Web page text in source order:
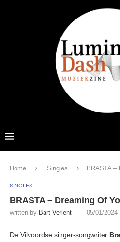
Home Singles BRASTA –
SINGLES
BRASTA – Dreaming Of
written by Bart Verlent 05/01/2024
De Vilvoordse singer-songwriter